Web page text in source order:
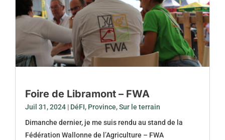
Foire de Libramont – FWA
Juil 31, 2024 | DéFI, Province,Sur le terrain
Dimanche dernier, je me suis rendu au stand de la
Fédération Wallonne de l’Agriculture – FWA